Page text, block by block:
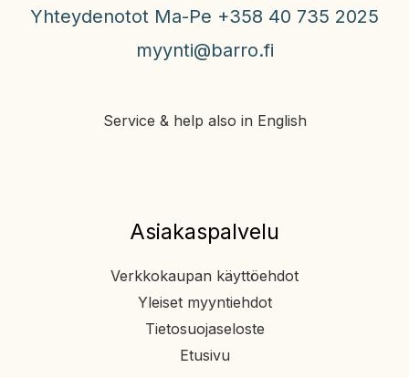
Yhteydenotot Ma-Pe +358 40 735 2025
myynti@barro.fi
Service & help also in English
Asiakaspalvelu
Verkkokaupan käyttöehdot
Yleiset myyntiehdot
Tietosuojaseloste
Etusivu